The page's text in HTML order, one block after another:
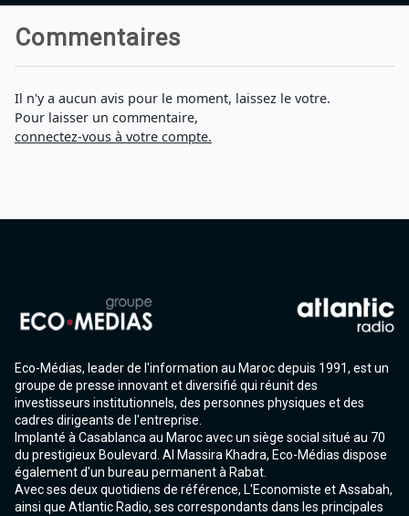
Commentaires
Il n'y a aucun avis pour le moment, laissez le votre.
Pour laisser un commentaire,
connectez-vous à votre compte.
Eco-Médias, leader de l'information au Maroc depuis 1991, est un
groupe de presse innovant et diversifié qui réunit des
investisseurs institutionnels, des personnes physiques et des
cadres dirigeants de l'entreprise.
Implanté à Casablanca au Maroc avec un siège social situé au 70
du prestigieux Boulevard. Al Massira Khadra, Eco-Médias dispose
également d'un bureau permanent à Rabat.
Avec ses deux quotidiens de référence, L'Economiste et Assabah,
ainsi que Atlantic Radio, ses correspondants dans les principales